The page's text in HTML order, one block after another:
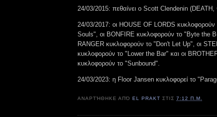
24/03/2015: πεθαίνει ο Scott Clendenin
24/03/2017: οι HOUSE OF LORDS
Souls", οι BONFIRE κυκλοφορούν το "Byte the
RANGER κυκλοφορούν το "Don't Let Up", οι
κυκλοφορούν το "Lower the Bar" και οι
κυκλοφορούν το "Sunbound".
24/03/2023: η Floor Jansen κυκλοφορεί το
ΑΝΑΡΤΉΘΗΚΕ ΑΠΌEL PRAKT ΣΤΙΣ7:12 Π.Μ.